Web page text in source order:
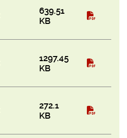
639.51
KB
1297.45
KB
272.1
KB